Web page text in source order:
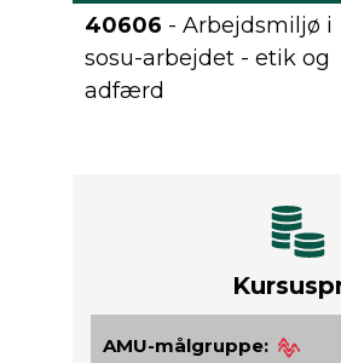
40606 - Arbejdsmiljø i
sosu-arbejdet - etik og
adfærd
AMU-målgruppe: